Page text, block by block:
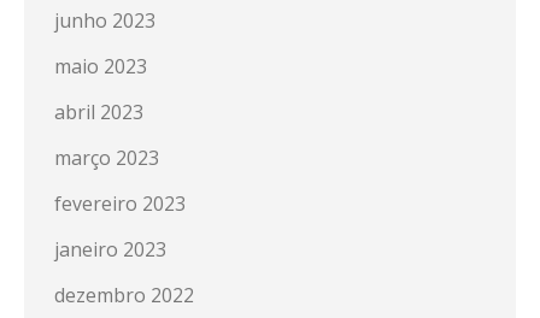
junho 2023
maio 2023
abril 2023
março 2023
fevereiro 2023
janeiro 2023
dezembro 2022